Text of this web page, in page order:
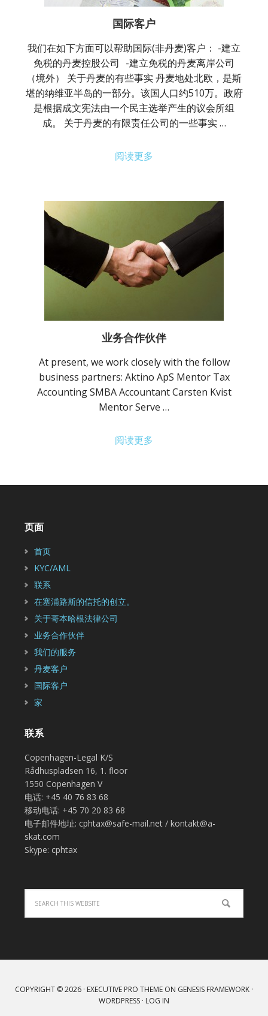
国际客户
我们在如下方面可以帮助国际(非丹麦)客户： -建立
免税的丹麦控股公司 -建立免税的丹麦离岸公司
（境外） 关于丹麦的有些事实 丹麦地处北欧，是斯
堪的纳维亚半岛的一部分。该国人口约510万。政府
是根据成文宪法由一个民主选举产生的议会所组
成。 关于丹麦的有限责任公司的一些事实 …
阅读更多
业务合作伙伴
At present, we work closely with the follow
business partners: Aktino ApS Mentor Tax
Accounting SMBA Accountant Carsten Kvist
Mentor Serve …
阅读更多
页面
首页
KYC/AML
联系
在塞浦路斯的信托的创立。
关于哥本哈根法律公司
业务合作伙伴
我们的服务
丹麦客户
国际客户
家
联系
Copenhagen-Legal K/S
Rådhuspladsen 16, 1. floor
1550 Copenhagen V
电话: +45 40 76 83 68
移动电话: +45 70 20 83 68
电子邮件地址: cphtax@safe-mail.net / kontakt@a-
skat.com
Skype: cphtax
COPYRIGHT © 2026 · EXECUTIVE PRO THEME ON GENESIS FRAMEWORK ·
WORDPRESS · LOG IN